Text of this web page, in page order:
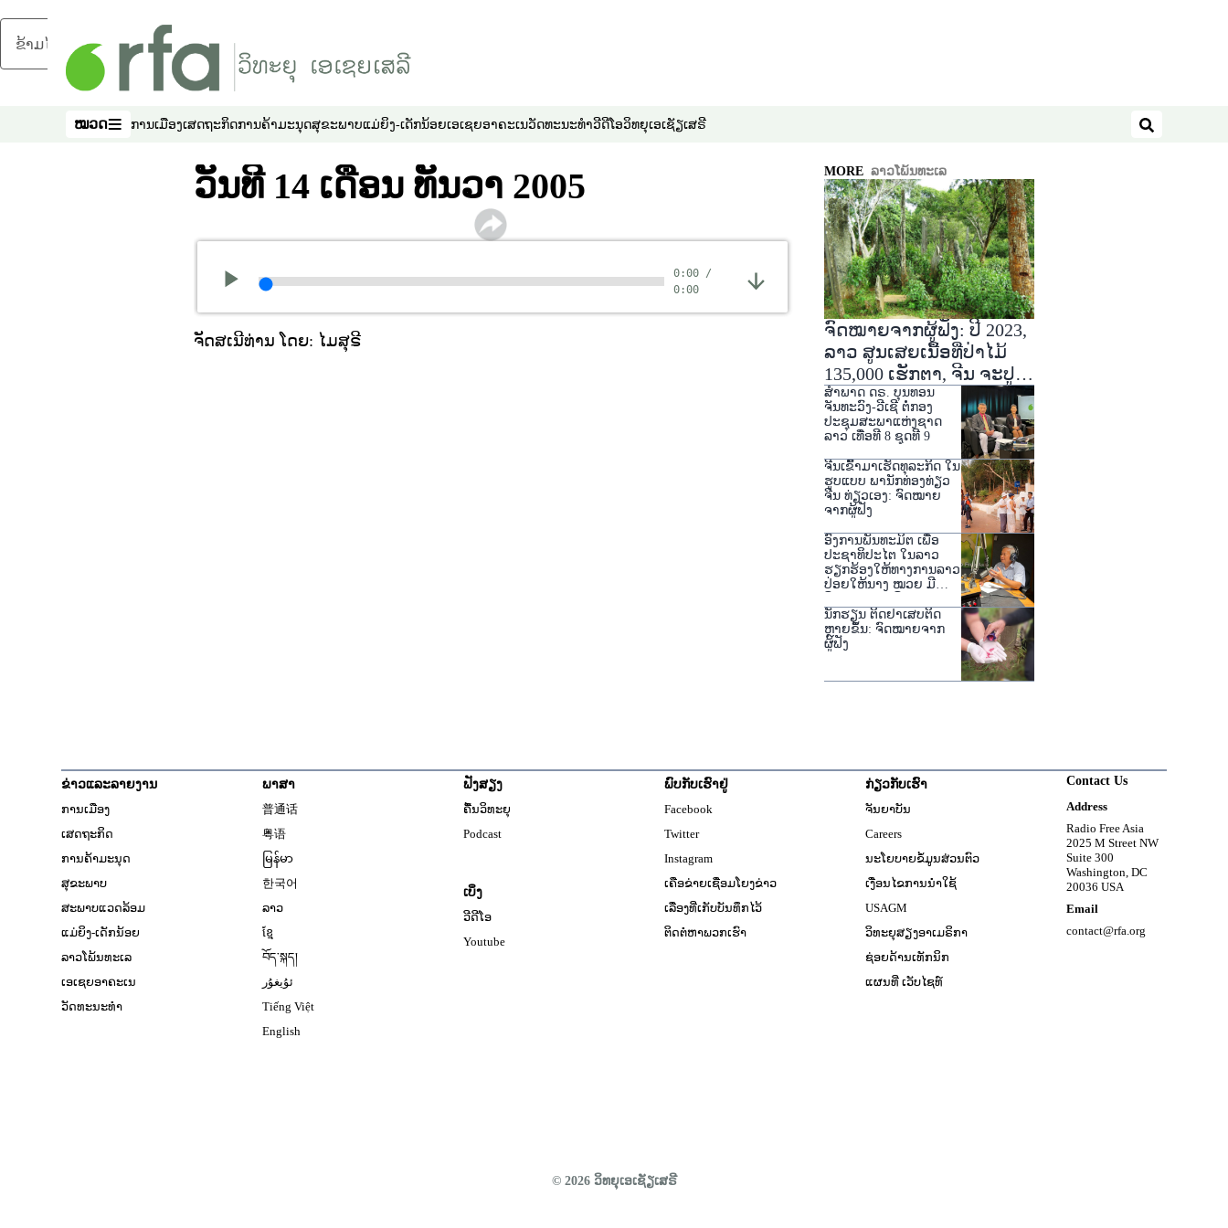
ຂ້າມໄປຍັງເນື້ອຫາຫຼັກ
ໝວດ
ໝວດ ການເມືອງເສດຖະກິດການຄ້າມະນຸດສຸຂະພາບແມ່ຍິງ-ເດັກນ້ອຍເອເຊຍອາຄະເນວັດທະນະທຳວີດີໂອວິທຍຸເອເຊັຽເສຣີ
ຄົ້ນຫາ
ວັນທີ 14 ເດືອນ ທັນວາ 2005
0:00 /
0:00
ຈັດສເນີທ່ານ ໂດຍ: ໄມສຸຣີ
MORE ລາວໂພ້ນທະເລ
ຈົດໝາຍຈາກຜູ້ຟັງ: ປີ 2023,
ລາວ ສູນເສຍເນື້ອທີ່ປ່າໄມ້
135,000 ເຮັກຕາ, ຈີນ ຈະປູກ
ໝາກພຸກ ທີ່ແຂວງອຸດົມໄຊ
ສໍາພາດ ດຣ. ບຸນທອນ
ຈັນທະວົງ-ວີເຊີ ຕໍ່ກອງ
ປະຊຸມສະພາແຫ່ງຊາດ
ລາວ ເທື່ອທີ 8 ຊຸດທີ 9
ຈີນເຂົ້າມາເຮັດທຸລະກິດ ໃນ
ຮູບແບບ ພານັກທ່ອງທ່ຽວ
ຈີນ ທ່ຽວເອງ: ຈົດໝາຍ
ຈາກຜູ້ຟັງ
ອົງການພັນທະມິຕ ເພື່ອ
ປະຊາທິປະໄຕ ໃນລາວ
ຮຽກຮ້ອງໃຫ້ທາງການລາວ
ປ່ອຍໃຫ້ນາງ ໝວຍ ມີ
ນັກຮຽນ ຕິດຢາເສບຕິດ
ຫຼາຍຂຶ້ນ: ຈົດໝາຍຈາກ
ຜູ້ຟັງ
ຂ່າວແລະລາຍງານ
ການເມືອງ
ເສດຖະກິດ
ການຄ້າມະນຸດ
ສຸຂະພາບ
ສະພາບແວດລ້ອມ
ແມ່ຍິງ-ເດັກນ້ອຍ
ລາວໂພ້ນທະເລ
ເອເຊຍອາຄະເນ
ວັດທະນະທຳ
ພາສາ
普通话
粤语
မြန်မာ
한국어
ລາວ
ខ្មែ
བོད་སྐད།
ئۇيغۇر
Tiếng Việt
English
ຟັງສຽງ
ຄື້ນວິທະຍຸ
Podcast
ເບິ່ງ
ວີດີໂອ
Youtube
ພົບກັບເຮົາຢູ່
Facebook
Twitter
Instagram
ເຄືອຂ່າຍເຊື່ອມໂຍງຂ່າວ
ເລື່ອງທີ່ເກັບບັນທຶກໄວ້
ຕິດຕໍ່ຫາພວກເຮົາ
ກ່ຽວກັບເຮົາ
ຈັນຍາບັນ
Careers
ນະໂຍບາຍຂໍ້ມູນສ່ວນຕົວ
ເງື່ອນໄຂການນໍາໃຊ້
USAGM
ວິທະຍຸສຽງອາເມຣິກາ
ຊ່ອຍດ້ານເທັກນິກ
ແຜນທີ່ ເວັບໄຊທ໌
Contact Us
Address
Radio Free Asia
2025 M Street NW
Suite 300
Washington, DC
20036 USA
Email
contact@rfa.org
© 2026 ວິ​ທ​ຍຸ​ເອ​ເຊັຽ​ເສ​ຣີ